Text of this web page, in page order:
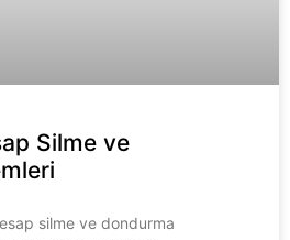
Silme ve
silme ve dondurma